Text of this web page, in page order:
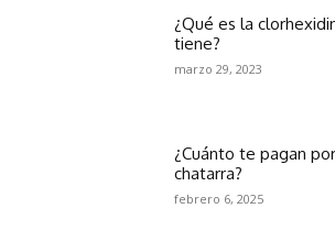
¿Qué es la
tiene?
marzo 29, 2023
¿Cuánto te pagan
chatarra?
febrero 6, 2025